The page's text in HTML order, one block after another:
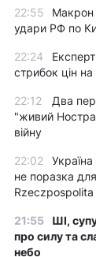
22:55
Макрон
удари РФ по
22:24
стрибок цін
22:12
Два
"живий
війну
22:02
не поразка
Rzeczpospolita
21:55
ШІ,
про силу та
небо